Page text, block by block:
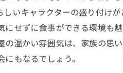
いキャラクターの盛り付け
せずに食事ができる環境も
温かい雰囲気は、家族の思
もなるでしょう。